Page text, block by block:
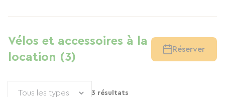
Vélos et accessoires à la
location (3)
Réserver
3 résultats